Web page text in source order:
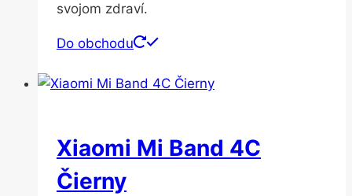
svojom zdraví.
Do obchodu
Xiaomi Mi Band 4C
Čierny